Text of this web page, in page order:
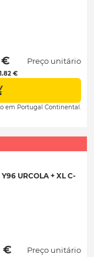
€
€
Preço unitário
em Portugal Continental.
URCOLA + XL C-
€ Preço unitário